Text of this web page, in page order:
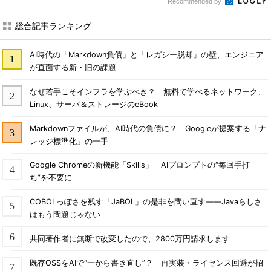
総合記事ランキング
AI時代の「Markdown負債」と「レガシー脱却」の壁、エンジニア
が直面する新・旧の課題
なぜ若手こそインフラを学ぶべき？ 無料で学べるネットワーク、
Linux、サーバ＆ストレージのeBook
Markdownファイルが、AI時代の負債に？ Googleが提案する「ナ
レッジ標準化」の一手
Google Chromeの新機能「Skills」 AIプロンプトの“毎回手打
ち”を不要に
COBOLっぽさを残す「JaBOL」の是非を問い直す――Javaらしさ
はもう問題じゃない
共同著作者に無断で改変したので、2800万円請求します
既存OSSをAIで“一から書き直し”？ 再実装・ライセンス回避が招